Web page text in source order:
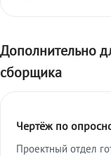
Дополнительно
сборщика
Чертёж по
Проектный отдел